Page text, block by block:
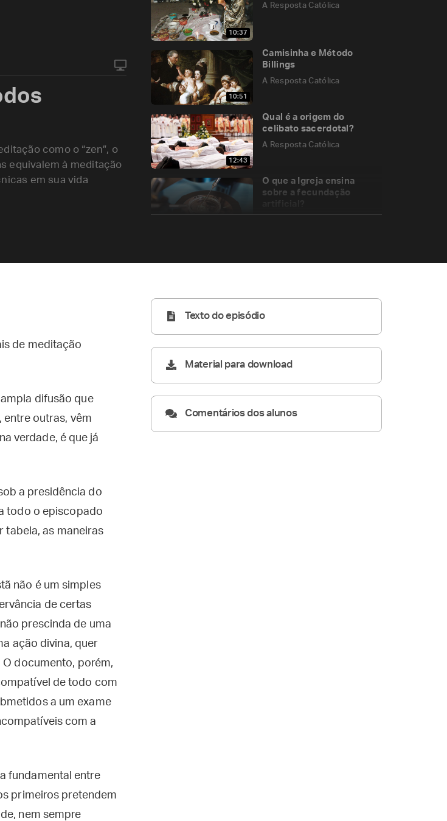
10:37
A Resposta Católica
10:51
Camisinha e Método
Billings
A Resposta Católica
12:43
Qual é a origem do
celibato sacerdotal?
A Resposta Católica
O que a Igreja ensina
sobre a fecundação
como o “zen”, o
equivalem à meditação
em sua vida
de meditação
difusão que
entre outras, vêm
verdade, é que já
a presidência do
todo o episcopado
tabela, as maneiras
não é um simples
de certas
prescinda de uma
ação divina, quer
documento, porém,
de todo com
a um exame
com a
fundamental entre
primeiros pretendem
nem sempre
Texto do episódio
Material para download
Comentários dos alunos